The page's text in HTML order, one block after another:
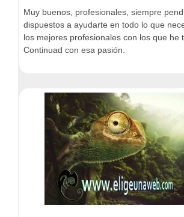
Muy buenos, profesionales, siempre
dispuestos a ayudarte en todo lo que
los mejores profesionales con los que he
Continuad con esa pasión.